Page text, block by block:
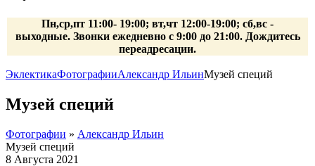
Пн,ср,пт 11:00- 19:00; вт,чт 12:00-19:00; сб,вс -
выходные. Звонки ежедневно с 9:00 до 21:00. Дождитесь
переадресации.
ЭклектикаФотографииАлександр ИльинМузей специй
Музей специй
Фотографии » Александр Ильин
Музей специй
8 Августа 2021